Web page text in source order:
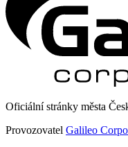
Oficiální stránky města
Provozovatel Galileo